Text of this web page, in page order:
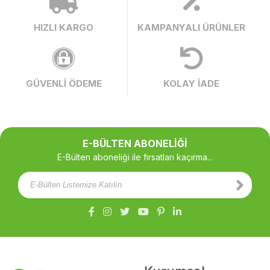
HIZLI KARGO KAMPANYALI ÜRÜNLER
GÜVENLİ ÖDEME KOLAY İADE
E-BÜLTEN ABONELİĞİ
E-Bülten aboneliği ile fırsatları kaçırma...